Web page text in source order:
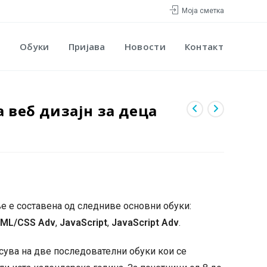
Моја сметка
Обуки Пријава Новости Контакт
дизајн за деца
е составена од следниве основни обуки:
CSS Adv, JavaScript, JavaScript Adv.
на две последователни обуки кои се